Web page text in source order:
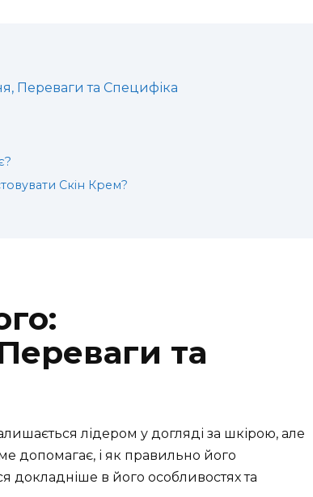
Переваги та Специфіка
Скін Крем?
та
лідером у догляді за шкірою, але
допомагає, і як правильно його
докладніше в його особливостях та